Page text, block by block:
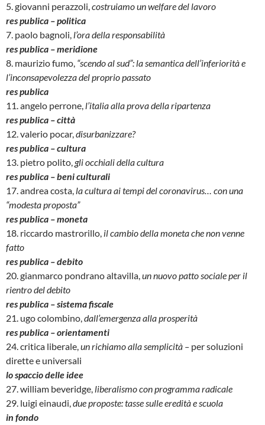
5. giovanni perazzoli,costruiamo un welfare del lavoro
res publica – politica
7. paolo bagnoli, l’ora della responsabilità
res publica – meridione
8. maurizio fumo, “scendo al sud”: la semantica dell’inferiorità e
l’inconsapevolezza del proprio passato
res publica
11. angelo perrone, l’italia alla prova della ripartenza
res publica – città
12. valerio pocar,disurbanizzare?
res publica – cultura
13. pietro polito, gli occhiali della cultura
res publica – beni culturali
17. andrea costa, la cultura ai tempi del coronavirus… con una
“modesta proposta”
res publica – moneta
18. riccardo mastrorillo, il cambio della moneta che non venne
fatto
res publica – debito
20. gianmarco pondrano altavilla,un nuovo patto sociale per il
rientro del debito
res publica – sistema fiscale
21. ugo colombino,dall’emergenza alla prosperità
res publica – orientamenti
24. critica liberale,un richiamo alla semplicità – per soluzioni
dirette e universali
lo spaccio delle idee
27. william beveridge, liberalismo con programma radicale
29. luigi einaudi,due proposte: tasse sulle eredità e scuola
in fondo